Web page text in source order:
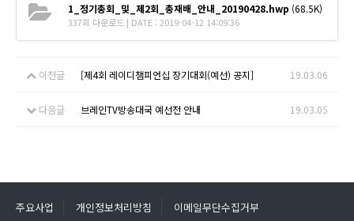
1_정기총회_및_제2회_총재배_안내_20190428.hwp (68.5K)
337회 다운로드 | DATE : 2019-04-12 14:09:36
이전글 [제4회 레이디챔피언십 장기대회(예선) 공지] 19.03.06
다음글 브레인TV방송대국 예선전 안내 19.03.05
주요사업 개인정보처리방침 이메일무단수집거부